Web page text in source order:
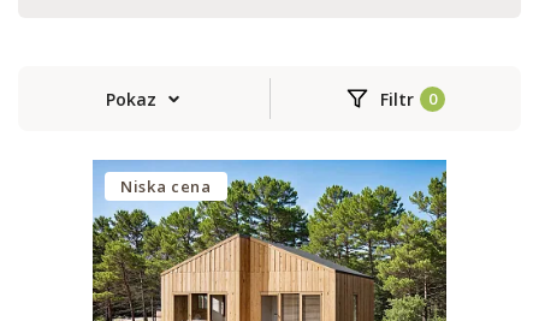
Pokaz Filtr
Niska cena